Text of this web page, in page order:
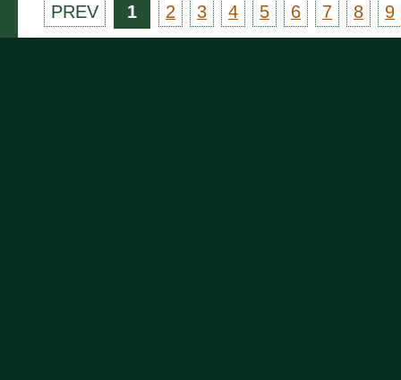
PREV 1 2 3 4 5 6 7 8 9